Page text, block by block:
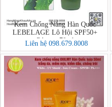
Kem Chống Nắng Hàn Quốc
LEBELAGE Lô Hội SPF50+
PA+++ 70ml
Liên hệ 098.679.8008